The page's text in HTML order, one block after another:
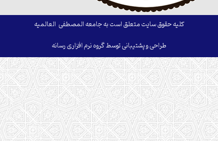
کلیه حقوق سایت متعلق است به جامعه المصطفی العالمیه
طراحی و پشتیبانی توسط گروه نرم افزاری رسانه